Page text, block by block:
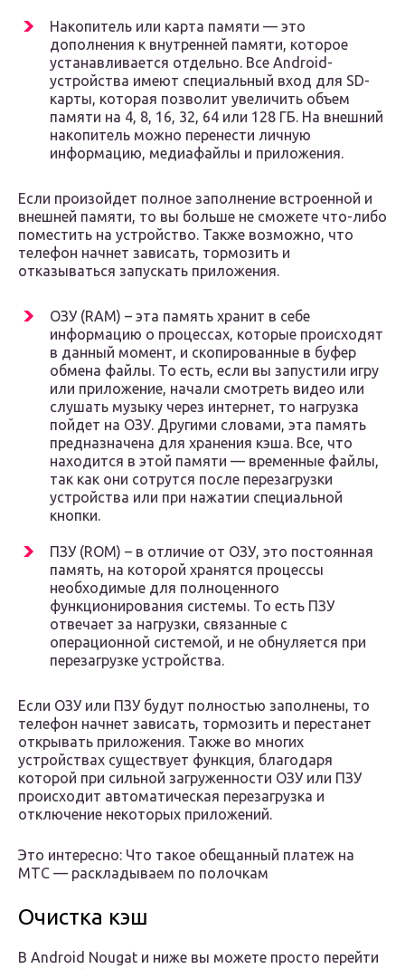
Накопитель или карта памяти — это
дополнения к внутренней памяти, которое
устанавливается отдельно. Все Android-
устройства имеют специальный вход для SD-
карты, которая позволит увеличить объем
памяти на 4, 8, 16, 32, 64 или 128 ГБ. На внешний
накопитель можно перенести личную
информацию, медиафайлы и приложения.
Если произойдет полное заполнение встроенной и
внешней памяти, то вы больше не сможете что-либо
поместить на устройство. Также возможно, что
телефон начнет зависать, тормозить и
отказываться запускать приложения.
ОЗУ (RAM) – эта память хранит в себе
информацию о процессах, которые происходят
в данный момент, и скопированные в буфер
обмена файлы. То есть, если вы запустили игру
или приложение, начали смотреть видео или
слушать музыку через интернет, то нагрузка
пойдет на ОЗУ. Другими словами, эта память
предназначена для хранения кэша. Все, что
находится в этой памяти — временные файлы,
так как они сотрутся после перезагрузки
устройства или при нажатии специальной
кнопки.
ПЗУ (ROM) – в отличие от ОЗУ, это постоянная
память, на которой хранятся процессы
необходимые для полноценного
функционирования системы. То есть ПЗУ
отвечает за нагрузки, связанные с
операционной системой, и не обнуляется при
перезагрузке устройства.
Если ОЗУ или ПЗУ будут полностью заполнены, то
телефон начнет зависать, тормозить и перестанет
открывать приложения. Также во многих
устройствах существует функция, благодаря
которой при сильной загруженности ОЗУ или ПЗУ
происходит автоматическая перезагрузка и
отключение некоторых приложений.
Это интересно: Что такое обещанный платеж на
МТС — раскладываем по полочкам
Очистка кэш
В Android Nougat и ниже вы можете просто перейти